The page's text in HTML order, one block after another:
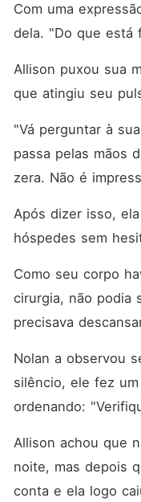
Com uma
dela. "Do que está
Allison puxou sua
que atingiu seu
"Vá perguntar à
passa pelas mãos
zera. Não é
Após dizer isso,
hóspedes sem
Como seu corpo
cirurgia, não podia
precisava
Nolan a observou
silêncio, ele fez
ordenando:
Allison achou que
noite, mas depois
conta e ela logo